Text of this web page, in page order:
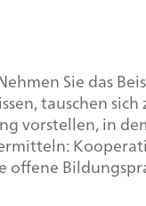
Sie das
tauschen sich
vorstellen, in
offene